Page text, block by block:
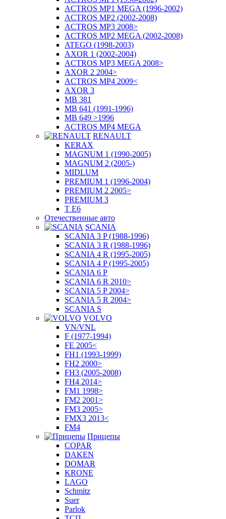
ACTROS MP1 MEGA (1996-2002)
ACTROS MP2 (2002-2008)
ACTROS MP3 2008>
ACTROS MP2 MEGA (2002-2008)
ATEGO (1998-2003)
AXOR 1 (2002-2004)
ACTROS MP3 MEGA 2008>
AXOR 2 2004>
ACTROS MP4 2009<
AXOR 3
MB 381
MB 641 (1991-1996)
MB 649 >1996
ACTROS MP4 MEGA
RENAULT
KERAX
MAGNUM 1 (1990-2005)
MAGNUM 2 (2005-)
MIDLUM
PREMIUM 1 (1996-2004)
PREMIUM 2 2005>
PREMIUM 3
T E6
Отечественные авто
SCANIA
SCANIA 3 P (1988-1996)
SCANIA 3 R (1988-1996)
SCANIA 4 R (1995-2005)
SCANIA 4 P (1995-2005)
SCANIA 6 P
SCANIA 6 R 2010>
SCANIA 5 P 2004>
SCANIA 5 R 2004>
SCANIA S
VOLVO
VN/VNL
F (1977-1994)
FE 2005<
FH1 (1993-1999)
FH2 2000>
FH3 (2005-2008)
FH4 2014>
FM1 1998>
FM2 2001>
FM3 2005>
FMX3 2013<
FM4
Прицепы
COPAR
DAKEN
DOMAR
KRONE
LAGO
Schmitz
Suer
Parlok